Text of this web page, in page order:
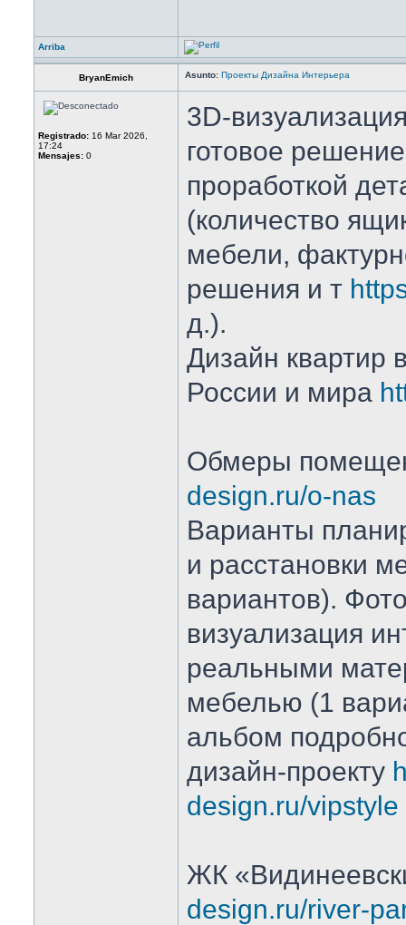
Arriba
BryanEmich Asunto: Проекты Дизайна Интерьера
Registrado: 16 Mar 2026,
17:24
Mensajes: 0
3D-
готовое
проработкой
(количество
мебели,
решения и т
д.).
Дизайн квартир
России и мира
Обмеры
design.ru/o-nas
Варианты
и расстановки
вариантов).
визуализация
реальными
мебелью (1
альбом
дизайн-проекту
design.ru/vipstyle
ЖК
design.ru/river-